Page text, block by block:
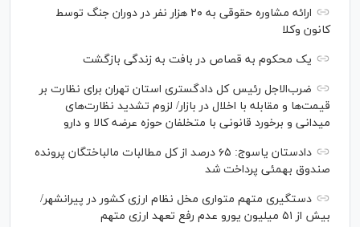
ارائه مشاوره حقوقی به ۲۰ هزار نفر در دوران جنگ توسط
کانون وکلا
یک محکوم به قصاص در بافت به زندگی بازگشت
ضرب‌الاجل رئیس کل دادگستری استان تهران برای نظارت بر
قیمت‌ها و مقابله با اخلال در بازار/ لزوم تشدید نظارت‌های
میدانی و برخورد قانونی با متخلفان حوزه عرضه کالا و دارو
دادستان یاسوج: ۶۵ درصد از کل مطالبات مالباختگان پرونده
صندوق بهمئی پرداخت شد
دستگیری متهم متواری مخل نظام ارزی کشور در پیرانشهر/
بیش از ۵۱ میلیون یورو عدم رفع تعهد ارزی متهم